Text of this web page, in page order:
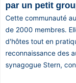
par un petit
Cette communauté
de 2000 membres.
d'hôtes tout en
reconnaissance des
synagogue Stern,